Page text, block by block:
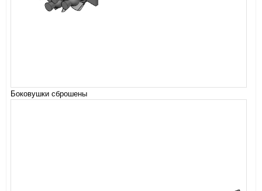
Боковушки сброшены